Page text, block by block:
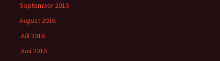
September 2016
August 2016
Juli 2016
Juni 2016